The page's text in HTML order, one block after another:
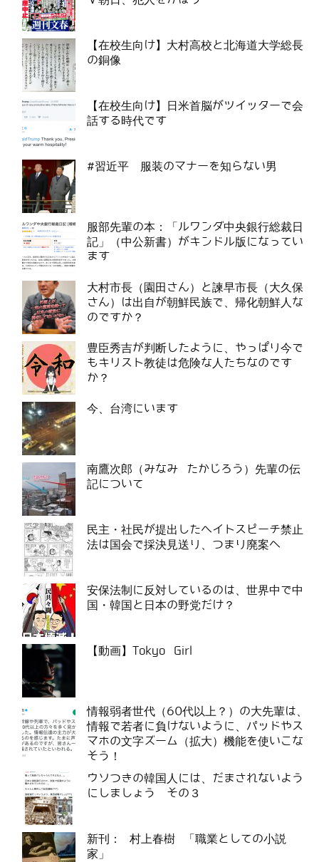
【在校生向け】大村高校と北海道大学総長
の銅像
【在校生向け】日米首脳がツイッターで会
話する時代です
#習近平 服装のマナーを知らない男
服部先輩の本：「ルワンダ中央銀行総裁日
記」（中公新書）がキンドル版になってい
ます
大村市長（園田さん）と諫早市長（大久保
さん）は出自が朝鮮民族で、帰化朝鮮人な
のですか？
豊臣秀吉が判断したように、やっぱり今で
もキリスト教徒は危険な人たちなのです
か？
今、台湾にいます
南鷹次郎（みなみ たかじろう）先輩の伝
記について
民主・社民が提出したヘイトスピーチ禁止
法は国会で採決見送り、つまり廃案へ
安保法制に反対しているのは、世界中で中
国・韓国と日本の野党だけ？
【動画】Tokyo Girl
情報弱者世代（60代以上？）の大先輩は、
情報で若者に負けないように、パッドやス
マホの文字ズーム（拡大）機能を使いこな
そう！
ウソつきの韓国人には、だまされないよう
にしましょう その３
新刊： 村上春樹 「職業としての小説
家」